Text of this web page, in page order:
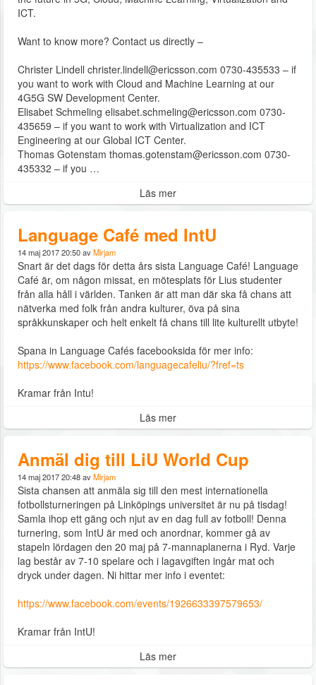
ICT.
Want to know more? Contact us directly –
Christer Lindell christer.lindell@ericsson.com 0730-435533 – if
you want to work with Cloud and Machine Learning at our
4G5G SW Development Center.
Elisabet Schmeling elisabet.schmeling@ericsson.com 0730-
435659 – if you want to work with Virtualization and ICT
Engineering at our Global ICT Center.
Thomas Gotenstam thomas.gotenstam@ericsson.com 0730-
435332 – if you …
Läs mer
Language Café med IntU
14 maj 2017 20:50 avMirjam
Snart är det dags för detta års sista Language Café! Language
Café är, om någon missat, en mötesplats för Lius studenter
från alla håll i världen. Tanken är att man där ska få chans att
nätverka med folk från andra kulturer, öva på sina
språkkunskaper och helt enkelt få chans till lite kulturellt utbyte!
Spana in Language Cafés facebooksida för mer info:
https://www.facebook.com/languagecafeliu/?fref=ts
Kramar från Intu!
Läs mer
Anmäl dig till LiU World Cup
14 maj 2017 20:48 avMirjam
Sista chansen att anmäla sig till den mest internationella
fotbollsturneringen på Linköpings universitet är nu på tisdag!
Samla ihop ett gäng och njut av en dag full av fotboll! Denna
turnering, som IntU är med och anordnar, kommer gå av
stapeln lördagen den 20 maj på 7-mannaplanerna i Ryd. Varje
lag består av 7-10 spelare och i lagavgiften ingår mat och
dryck under dagen. Ni hittar mer info i eventet:
https://www.facebook.com/events/1926633397579653/
Kramar från IntU!
Läs mer